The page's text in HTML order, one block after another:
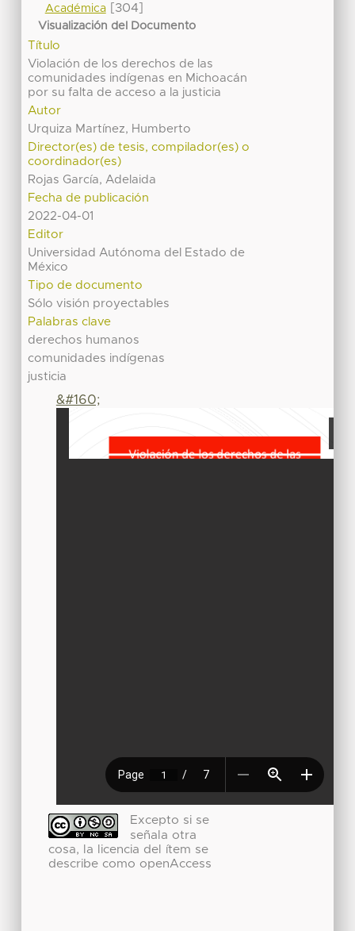
Académica[304]
Visualización del Documento
Título
Violación de los derechos de las
comunidades indígenas en Michoacán
por su falta de acceso a la justicia
Autor
Urquiza Martínez, Humberto
Director(es) de tesis, compilador(es) o
coordinador(es)
Rojas García, Adelaida
Fecha de publicación
2022-04-01
Editor
Universidad Autónoma del Estado de
México
Tipo de documento
Sólo visión proyectables
Palabras clave
derechos humanos
comunidades indígenas
justicia
&#160;
Excepto si se
señala otra
cosa, la licencia del ítem se
describe como openAccess